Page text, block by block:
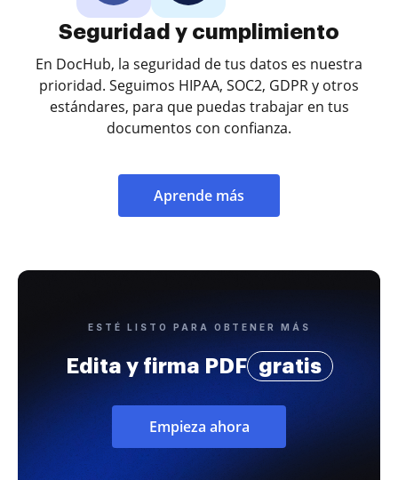
Seguridad y cumplimiento
En DocHub, la seguridad de tus datos es nuestra
prioridad. Seguimos HIPAA, SOC2, GDPR y otros
estándares, para que puedas trabajar en tus
documentos con confianza.
Aprende más
ESTÉ LISTO PARA OBTENER MÁS
Edita y firma PDF gratis
Empieza ahora